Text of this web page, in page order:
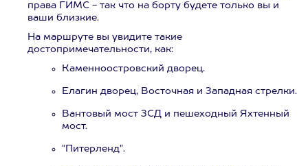
права ГИМС - так что на борту будете только вы и
ваши близкие.
На маршруте вы увидите такие
достопримечательности, как:
Каменноостровский дворец.
Елагин дворец, Восточная и Западная стрелки.
Вантовый мост ЗСД и пешеходный Яхтенный
мост.
"Питерленд".